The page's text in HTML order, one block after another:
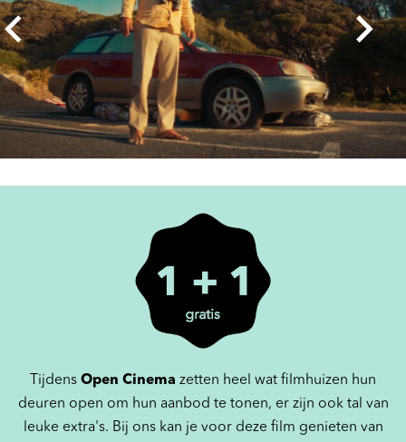
Tijdens Open Cinema zetten heel wat filmhuizen hun
deuren open om hun aanbod te tonen, er zijn ook tal van
leuke extra's. Bij ons kan je voor deze film genieten van